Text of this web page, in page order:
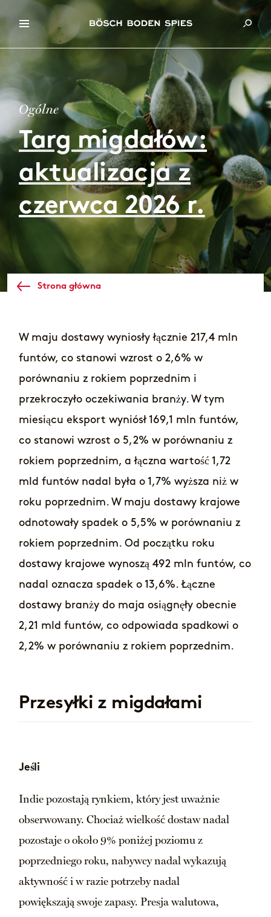
Ogólne
Targ migdałów:
aktualizacja z
czerwca 2026 r.
Strona główna
W maju dostawy wyniosły łącznie 217,4 mln
funtów, co stanowi wzrost o 2,6% w
porównaniu z rokiem poprzednim i
przekroczyło oczekiwania branży. W tym
miesiącu eksport wyniósł 169,1 mln funtów,
co stanowi wzrost o 5,2% w porównaniu z
rokiem poprzednim, a łączna wartość 1,72
mld funtów nadal była o 1,7% wyższa niż w
roku poprzednim. W maju dostawy krajowe
odnotowały spadek o 5,5% w porównaniu z
rokiem poprzednim. Od początku roku
dostawy krajowe wynoszą 492 mln funtów, co
nadal oznacza spadek o 13,6%. Łączne
dostawy branży do maja osiągnęły obecnie
2,21 mld funtów, co odpowiada spadkowi o
2,2% w porównaniu z rokiem poprzednim.
Przesyłki z migdałami
Jeśli
Indie pozostają rynkiem, który jest uważnie
obserwowany. Chociaż wielkość dostaw nadal
pozostaje o około 9% poniżej poziomu z
poprzedniego roku, nabywcy nadal wykazują
aktywność i w razie potrzeby nadal
powiększają swoje zapasy. Presja walutowa,